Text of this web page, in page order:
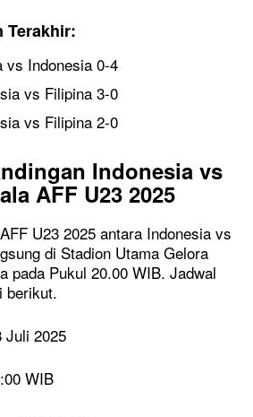
Terakhir:
vs Indonesia 0-4
vs Filipina 3-0
vs Filipina 2-0
Indonesia vs
AFF U23 2025
U23 2025antara Indonesia vs
di Stadion Utama Gelora
pada Pukul 20.00 WIB. Jadwal
berikut.
Juli 2025
WIB